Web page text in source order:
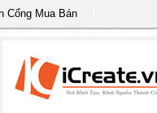
Cổng Mua Bán